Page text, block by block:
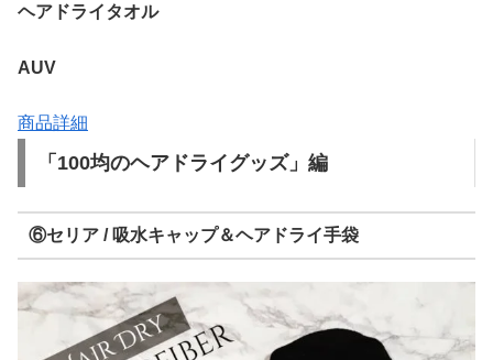
ヘアドライタオル
AUV
商品詳細
「100均のヘアドライグッズ」編
⑥セリア / 吸水キャップ＆ヘアドライ手袋